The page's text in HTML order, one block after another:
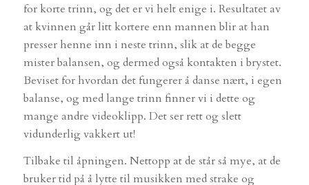
for korte trinn, og det er vi helt enige i. Resultatet av
at kvinnen går litt kortere enn mannen blir at han
presser henne inn i neste trinn, slik at de begge
mister balansen, og dermed også kontakten i brystet.
Beviset for hvordan det fungerer å danse nært, i egen
balanse, og med lange trinn finner vi i dette og
mange andre videoklipp. Det ser rett og slett
vidunderlig vakkert ut!
Tilbake til åpningen. Nettopp at de står så mye, at de
bruker tid på å lytte til musikken med strake og